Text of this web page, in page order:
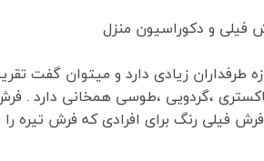
و دکوراسیون منزل
طرفداران زیادی دارد و میتوان گفت
،گردویی ،طوسی همخانی دارد .
فرش فیلی رنگ برای افرادی که فرش